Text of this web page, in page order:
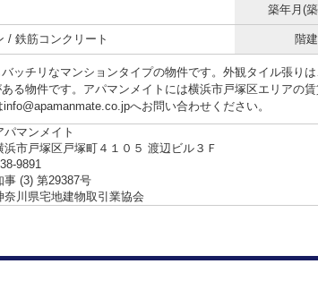
築年月(
/ 鉄筋コンクリート 階建
ッチリなマンションタイプの物件です。外観タイル張り
る物件です。アパマンメイトには横浜市戸塚区エリアの
へお問い合わせください。
パマンメイト
浜市戸塚区戸塚町４１０５ 渡辺ビル３Ｆ
9891
事 (3) 第29387号
奈川県宅地建物取引業協会